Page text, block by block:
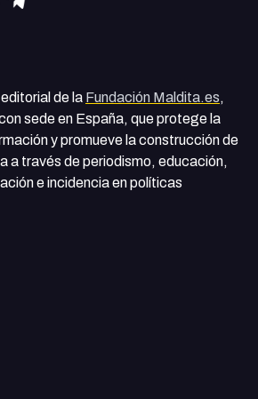
de la Fundación Maldita.es,
sede en España, que protege la
y promueve la construcción de
a través de periodismo, educación,
e incidencia en políticas